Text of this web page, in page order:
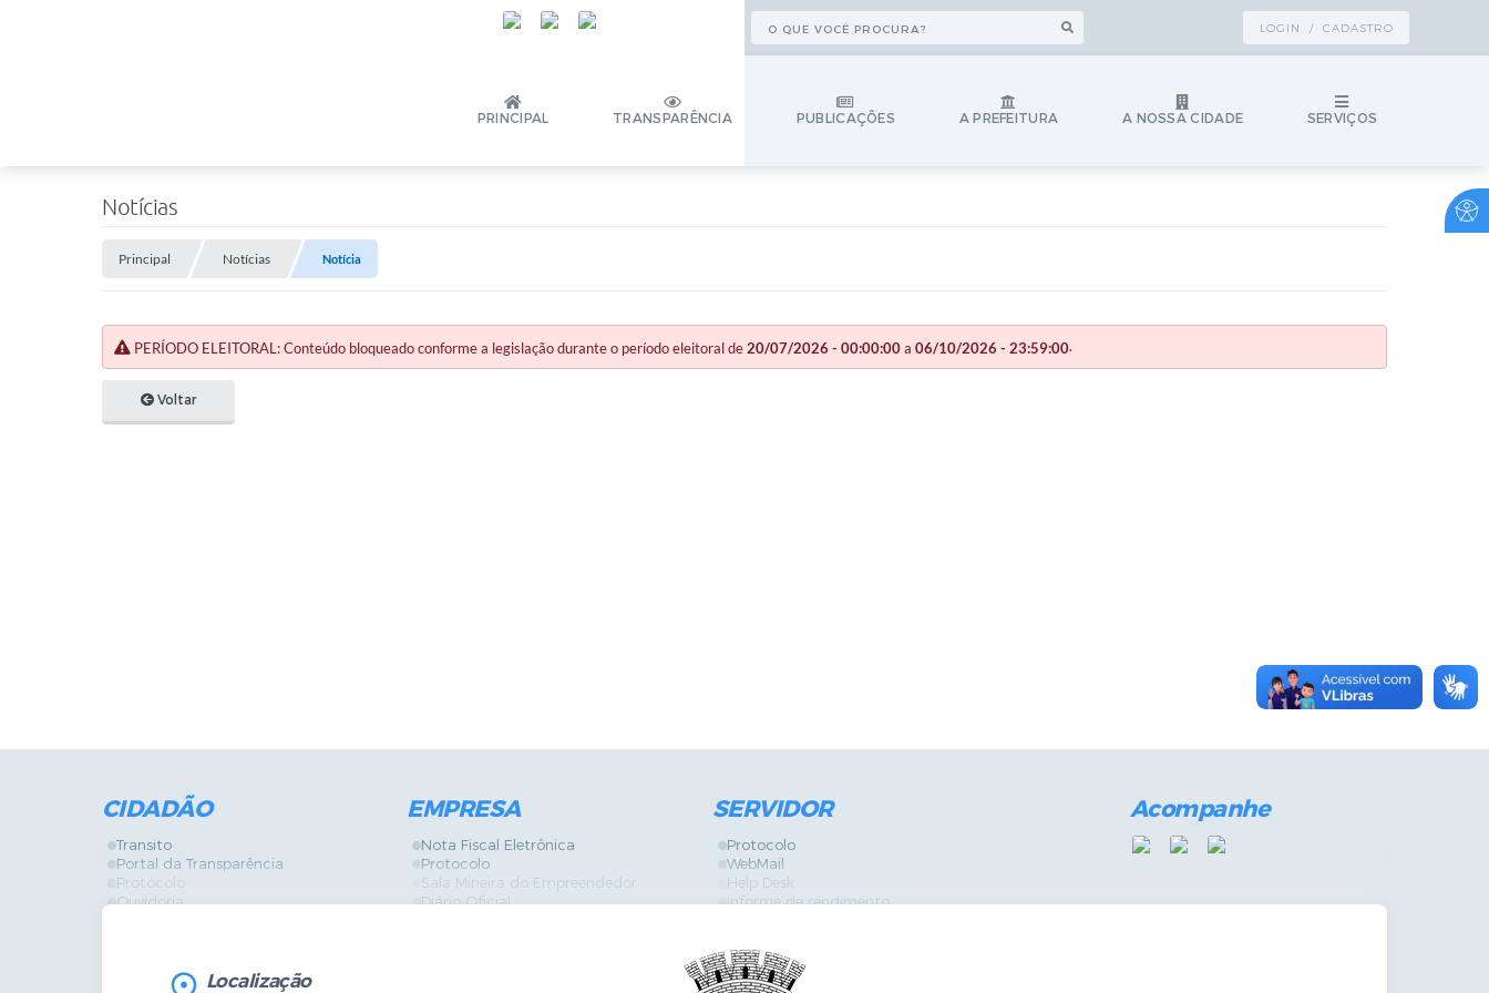
LOGIN / CADASTRO
PRINCIPAL TRANSPARÊNCIA PUBLICAÇÕES A PREFEITURA A NOSSA CIDADE SERVIÇOS
Notícias
Principal Notícias Notícia
PERÍODO ELEITORAL: Conteúdo bloqueado conforme a legislação durante o período eleitoral de20/07/2026 - 00:00:00a 06/10/2026 - 23:59:00.
Voltar
CIDADÃO
Transito
Portal da Transparência
Protocolo
Ouvidoria
Legislação
EMPRESA
Nota Fiscal Eletrônica
Protocolo
Sala Mineira do Empreendedor
Diário Oficial
SERVIDOR
Protocolo
WebMail
Help Desk
Informe de rendimento
GPI
Diário Oficial
Acompanhe
Localização